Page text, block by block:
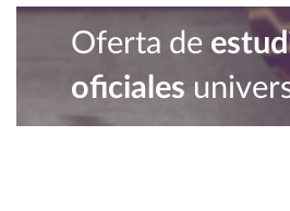
Oferta de
oficiales